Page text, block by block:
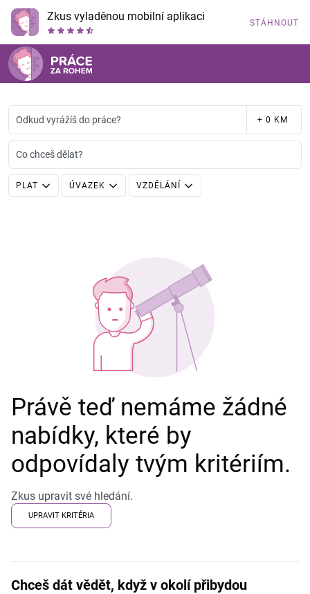
Zkus vyladěnou mobilní aplikaci STÁHNOUT
Odkud vyrážíš do práce? + 0 KM
Co chceš dělat?
PLAT ÚVAZEK VZDĚLÁNÍ
Právě teď nemáme žádné
nabídky, které by
odpovídaly tvým kritériím.
Zkus upravit své hledání.
UPRAVIT KRITÉRIA
Chceš dát vědět, když v okolí přibydou